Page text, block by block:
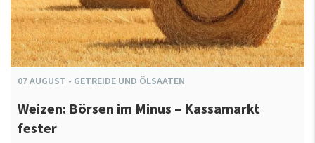
07AUGUST - GETREIDE UND ÖLSAATEN
Weizen: Börsen im Minus – Kassamarkt
fester